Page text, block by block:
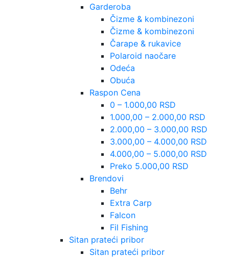
Garderoba
Čizme & kombinezoni
Čizme & kombinezoni
Čarape & rukavice
Polaroid naočare
Odeća
Obuća
Raspon Cena
0 – 1.000,00 RSD
1.000,00 – 2.000,00 RSD
2.000,00 – 3.000,00 RSD
3.000,00 – 4.000,00 RSD
4.000,00 – 5.000,00 RSD
Preko 5.000,00 RSD
Brendovi
Behr
Extra Carp
Falcon
Fil Fishing
Sitan prateći pribor
Sitan prateći pribor